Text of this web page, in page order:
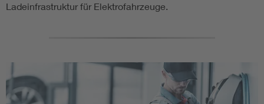
Ladeinfrastruktur für Elektrofahrzeuge.